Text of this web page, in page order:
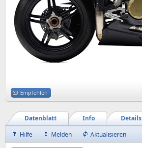
Empfehlen
Details
Info
Datenblatt
Hilfe
Melden Aktualisieren